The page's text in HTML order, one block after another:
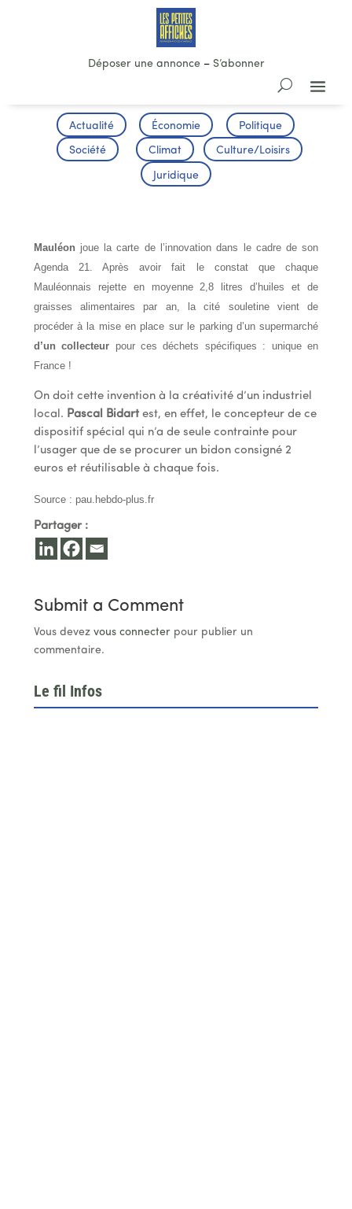
Déposer une annonce– S’abonner
Actualité Économie Politique
Société Climat Culture/Loisirs
Juridique
Mauléon joue la carte de l’innovation dans le cadre de son
Agenda 21. Après avoir fait le constat que chaque
Mauléonnais rejette en moyenne 2,8 litres d’huiles et de
graisses alimentaires par an, la cité souletine vient de
procéder à la mise en place sur le parking d’un supermarché
d’un collecteur pour ces déchets spécifiques : unique en
France !
On doit cette invention à la créativité d’un industriel
local. Pascal Bidartest, en effet, le concepteur de ce
dispositif spécial qui n’a de seule contrainte pour
l’usager que de se procurer un bidon consigné 2
euros et réutilisable à chaque fois.
Source : pau.hebdo-plus.fr
Partager :
Submit a Comment
Vous devez vous connecterpour publier un
commentaire.
Le fil Infos